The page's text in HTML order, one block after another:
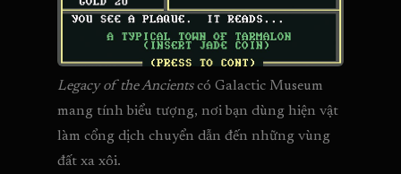
Legacy of the Ancients có Galactic Museum
mang tính biểu tượng, nơi bạn dùng hiện vật
làm cổng dịch chuyển dẫn đến những vùng
đất xa xôi.